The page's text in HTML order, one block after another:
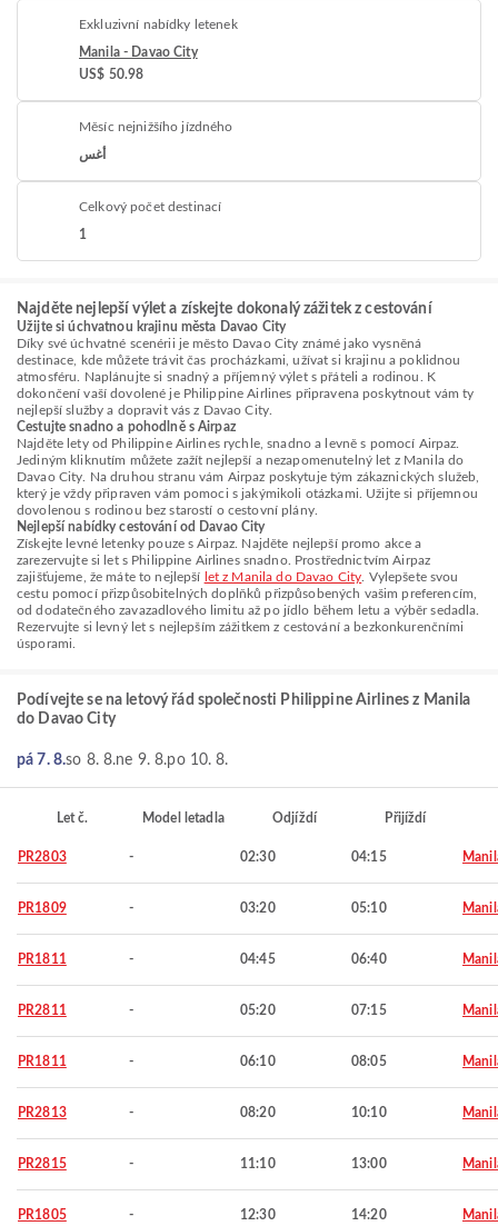
Exkluzivní nabídky letenek
Manila - Davao City
US$ 50.98
Měsíc nejnižšího jízdného
أغس
Celkový počet destinací
1
Najděte nejlepší výlet a získejte dokonalý zážitek z cestování
Užijte si úchvatnou krajinu města Davao City
Díky své úchvatné scenérii je město Davao City známé jako vysněná
destinace, kde můžete trávit čas procházkami, užívat si krajinu a poklidnou
atmosféru. Naplánujte si snadný a příjemný výlet s přáteli a rodinou. K
dokončení vaší dovolené je Philippine Airlines připravena poskytnout vám ty
nejlepší služby a dopravit vás z Davao City.
Cestujte snadno a pohodlně s Airpaz
Najděte lety od Philippine Airlines rychle, snadno a levně s pomocí Airpaz.
Jediným kliknutím můžete zažít nejlepší a nezapomenutelný let z Manila do
Davao City. Na druhou stranu vám Airpaz poskytuje tým zákaznických služeb,
který je vždy připraven vám pomoci s jakýmikoli otázkami. Užijte si příjemnou
dovolenou s rodinou bez starostí o cestovní plány.
Nejlepší nabídky cestování od Davao City
Získejte levné letenky pouze s Airpaz. Najděte nejlepší promo akce a
zarezervujte si let s Philippine Airlines snadno. Prostřednictvím Airpaz
zajišťujeme, že máte to nejlepší let z Manila do Davao City . Vylepšete svou
cestu pomocí přizpůsobitelných doplňků přizpůsobených vašim preferencím,
od dodatečného zavazadlového limitu až po jídlo během letu a výběr sedadla.
Rezervujte si levný let s nejlepším zážitkem z cestování a bezkonkurenčními
úsporami.
Podívejte se na letový řád společnosti Philippine Airlines z Manila
do Davao City
pá 7. 8.so 8. 8.ne 9. 8.po 10. 8.
Let č. Model letadla Odjíždí Přijíždí
PR2803 - 02:30 04:15
PR1809 - 03:20 05:10
PR1811 - 04:45 06:40
PR2811 - 05:20 07:15
PR1811 - 06:10 08:05
PR2813 - 08:20 10:10
PR2815 - 11:10 13:00
PR1805 - 12:30 14:20